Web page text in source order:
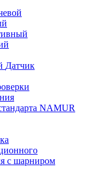
Датчик
NAMUR
с шарниром